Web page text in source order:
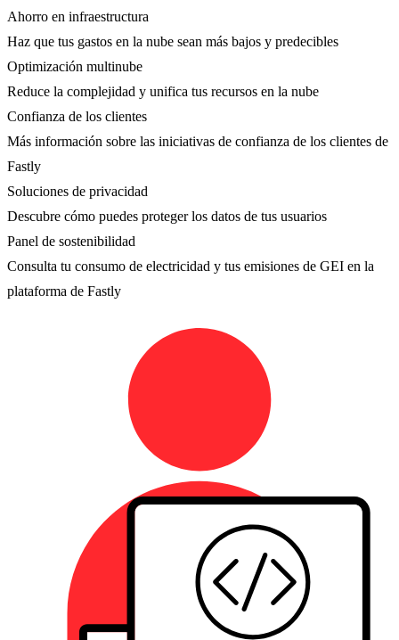
Ahorro en infraestructura
Haz que tus gastos en la nube sean más bajos y predecibles
Optimización multinube
Reduce la complejidad y unifica tus recursos en la nube
Confianza de los clientes
Más información sobre las iniciativas de confianza de los clientes de
Fastly
Soluciones de privacidad
Descubre cómo puedes proteger los datos de tus usuarios
Panel de sostenibilidad
Consulta tu consumo de electricidad y tus emisiones de GEI en la
plataforma de Fastly